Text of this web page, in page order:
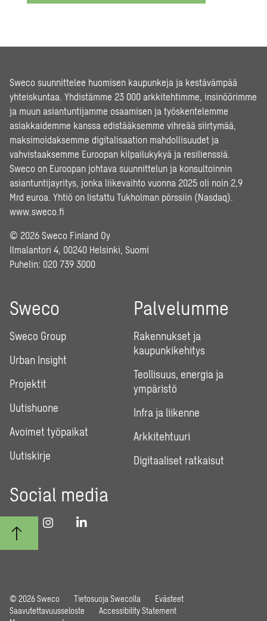
Sweco suunnittelee huomisen kaupunkeja ja kestävämpää
yhteiskuntaa. Yhdistämme 23 000 arkkitehtimme, insinöörimme
ja muun asiantuntijamme osaamisen ja työskentelemme
asiakkaidemme kanssa edistääksemme vihreää siirtymää,
maksimoidaksemme digitalisaation mahdollisuudet ja
vahvistaaksemme Euroopan kilpailukykyä ja resilienssiä.
Sweco on Euroopan johtava suunnittelun ja konsultoinnin
asiantuntijayritys, jonka liikevaihto vuonna 2025 oli noin 2,9
Mrd euroa. Yhtiö on listattu Tukholman pörssiin (Nasdaq).
www.sweco.fi
© 2026 Sweco Finland Oy
Ilmalantori 4, 00240 Helsinki, Suomi
Puhelin: 020 739 3000
Sweco
Sweco Group
Urban Insight
Projektit
Uutishuone
Avoimet työpaikat
Uutiskirje
Palvelumme
Rakennukset ja
kaupunkikehitys
Teollisuus, energia ja
ympäristö
Infra ja liikenne
Arkkitehtuuri
Digitaaliset ratkaisut
Social media
© 2026 Sweco Tietosuoja Swecolla
Evästeet
Saavutettavuusseloste
Accessibility Statement